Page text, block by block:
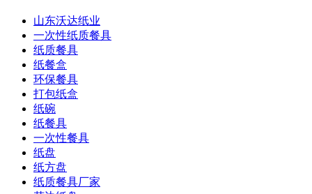
山东沃达纸业
一次性纸质餐具
纸质餐具
纸餐盒
环保餐具
打包纸盒
纸碗
纸餐具
一次性餐具
纸盘
纸方盘
纸质餐具厂家